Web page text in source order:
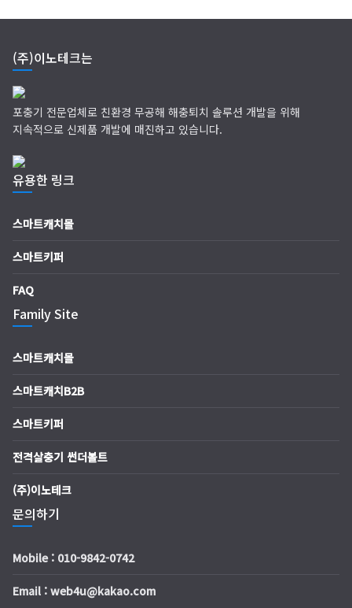
(주)이노테크는
포충기 전문업체로 친환경 무공해 해충퇴치 솔루션 개발을 위해
지속적으로 신제품 개발에 매진하고 있습니다.
유용한 링크
스마트캐치몰
스마트키퍼
FAQ
Family Site
스마트캐치몰
스마트캐치B2B
스마트키퍼
전격살충기 썬더볼트
(주)이노테크
문의하기
Mobile : 010-9842-0742
Email : web4u@kakao.com